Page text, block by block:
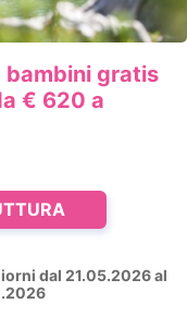
bambini gratis
€ 620 a
dal 21.05.2026 al